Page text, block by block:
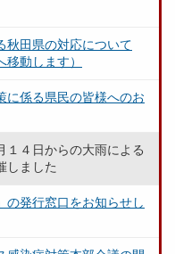
秋田県の対応について
移動します）
に係る県民の皆様へのお
１４日からの大雨による
しました
の発行窓口をお知らせし